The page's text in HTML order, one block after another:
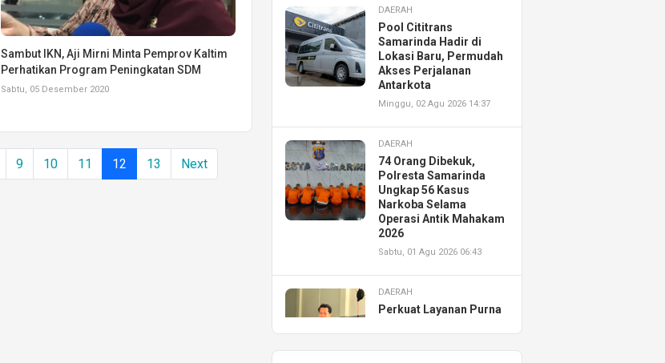
Sambut IKN, Aji Mirni Minta Pemprov Kaltim
Perhatikan Program Peningkatan SDM
Sabtu, 05 Desember 2020
9 10 11 12 13 Next
DAERAH
Pool Cititrans
Samarinda Hadir di
Lokasi Baru, Permudah
Akses Perjalanan
Antarkota
Minggu, 02 Agu 2026 14:37
DAERAH
74 Orang Dibekuk,
Polresta Samarinda
Ungkap 56 Kasus
Narkoba Selama
Operasi Antik Mahakam
2026
Sabtu, 01 Agu 2026 06:43
DAERAH
Perkuat Layanan Purna
Resmikan AHASS